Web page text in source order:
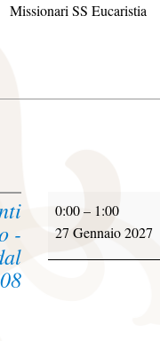
Missionari SS Eucaristia
-
0:00– 1:00
27 Gennaio 2027